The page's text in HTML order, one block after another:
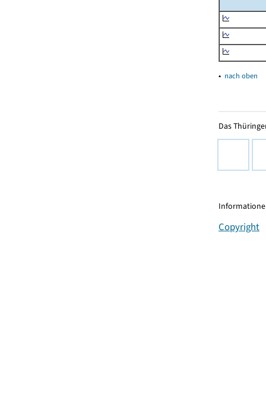
▴ nach oben
Das
Copyright